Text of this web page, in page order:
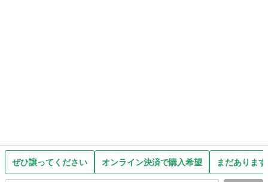
ぜひ譲ってください オンライン決済で購入希望 まだありま